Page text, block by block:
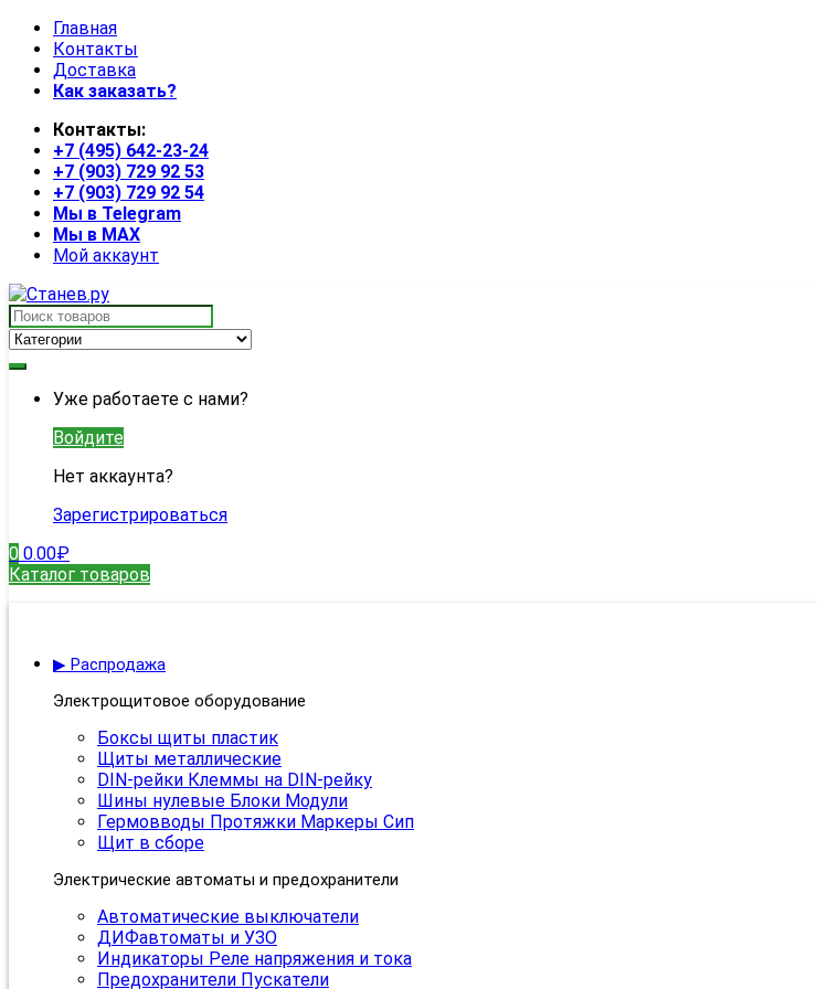
Skip
navigation
Skip
content
Главная
Контакты
Доставка
Как заказать?
Контакты:
+7 (495) 642-23-24
+7 (903) 729 92 53
+7 (903) 729 92 54
Мы в Telegram
Мы в MAX
Мой аккаунт
Search
for:
Уже работаете с нами?
Войдите
Нет аккаунта?
Зарегистрироваться
0 0.00₽
Каталог товаров
▶ Распродажа
Электрощитовое оборудование
Боксы щиты пластик
Щиты металлические
DIN-рейки Клеммы на DIN-рейку
Шины нулевые Блоки Модули
Гермовводы Протяжки Маркеры Сип
Щит в сборе
Электрические автоматы и предохранители
Автоматические выключатели
ДИФавтоматы и УЗО
Индикаторы Реле напряжения и тока
Предохранители Пускатели